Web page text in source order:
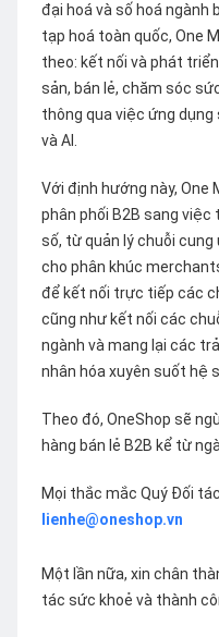
đại hoá và số hoá ngành
tạp hoá toàn quốc, One
theo: kết nối và phát
sản, bán lẻ, chăm sóc
thông qua việc ứng
và AI.
Với định hướng này, One
phân phối B2B sang
số, từ quản lý chuỗi
cho phân khúc
để kết nối trực tiếp các
cũng như kết nối các
ngành và mang lại các
nhân hóa xuyên suốt hệ
Theo đó, OneShop sẽ
hàng bán lẻ B2B kể từ
Mọi thắc mắc Quý Đối
lienhe@oneshop.vn
Một lần nữa, xin chân
tác sức khoẻ và thành